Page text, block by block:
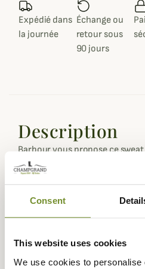
Consent
This website uses cookies
We use cookies to personalise
Expédié dans
la journée
Échange ou
retour sous
90 jours
Description
Barbour vous propose ce
look jeune et dynamique.
Conçu dans un mélange de
sweat Barbour est léger,
Le sweat Prep Logo Crew
amateur de sweat avec son